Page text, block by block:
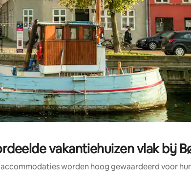
vakantiehuizen vlak bij
worden hoog gewaardeerd voor